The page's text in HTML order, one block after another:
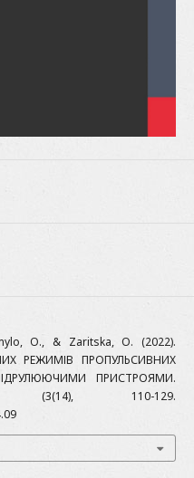
O., & Zaritska, O. (2022).
РЕЖИМІВ ПРОПУЛЬСИВНИХ
ПРИСТРОЯМИ.
110-129.